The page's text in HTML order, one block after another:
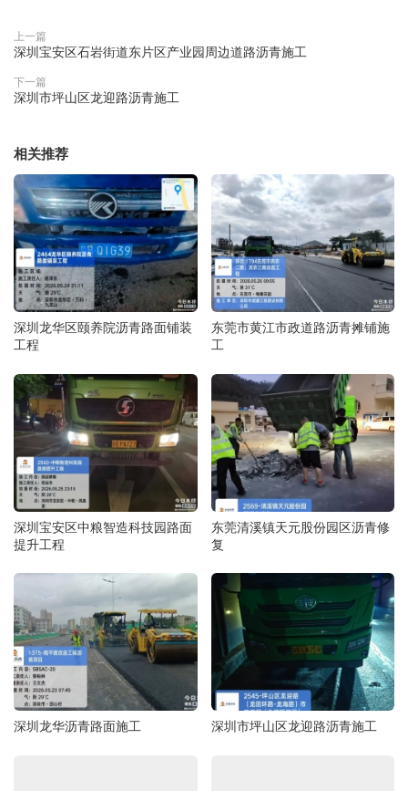
上一篇
深圳宝安区石岩街道东片区产业园周边道路沥青施工
下一篇
深圳市坪山区龙迎路沥青施工
相关推荐
深圳龙华区颐养院沥青路面铺装
工程
东莞市黄江市政道路沥青摊铺施
工
深圳宝安区中粮智造科技园路面
提升工程
东莞清溪镇天元股份园区沥青修
复
深圳龙华沥青路面施工 深圳市坪山区龙迎路沥青施工